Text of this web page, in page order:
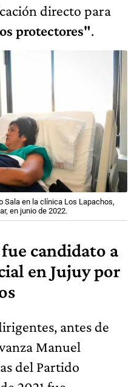
directo para
protectores".
Sala en la clínica Los Lapachos,
en junio de 2022.
candidato a
en Jujuy por
antes de
Manuel
del Partido